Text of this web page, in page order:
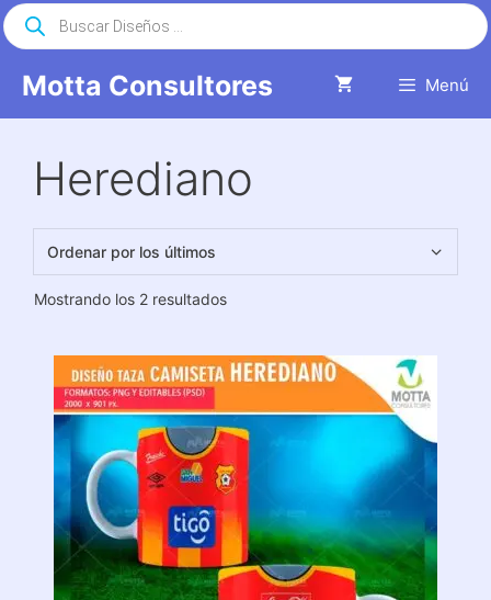
Saltar
al
Motta Consultores Menú
Búsqueda
de
productos
Herediano
Mostrando los 2 resultadosOrdenado
últimos